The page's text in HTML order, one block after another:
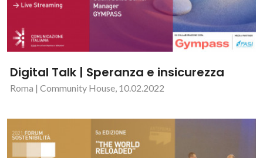
Digital Talk | Speranza e insicurezza
Roma | Community House, 10.02.2022